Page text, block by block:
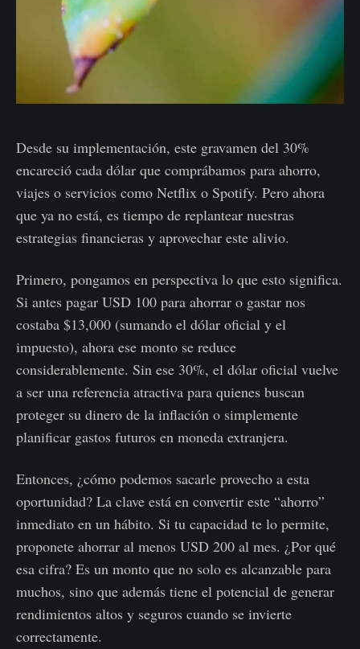
Desde su implementación, este gravamen del 30%
encareció cada dólar que comprábamos para ahorro,
viajes o servicios como Netflix o Spotify. Pero ahora
que ya no está, es tiempo de replantear nuestras
estrategias financieras y aprovechar este alivio.
Primero, pongamos en perspectiva lo que esto significa.
Si antes pagar USD 100 para ahorrar o gastar nos
costaba $13,000 (sumando el dólar oficial y el
impuesto), ahora ese monto se reduce
considerablemente. Sin ese 30%, el dólar oficial vuelve
a ser una referencia atractiva para quienes buscan
proteger su dinero de la inflación o simplemente
planificar gastos futuros en moneda extranjera.
Entonces, ¿cómo podemos sacarle provecho a esta
oportunidad? La clave está en convertir este “ahorro”
inmediato en un hábito. Si tu capacidad te lo permite,
proponete ahorrar al menos USD 200 al mes. ¿Por qué
esa cifra? Es un monto que no solo es alcanzable para
muchos, sino que además tiene el potencial de generar
rendimientos altos y seguros cuando se invierte
correctamente.